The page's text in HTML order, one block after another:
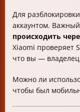
Для
аккаунтом.
происходить
Xiaomi проверяет
что вы —
Можно ли
чтобы был